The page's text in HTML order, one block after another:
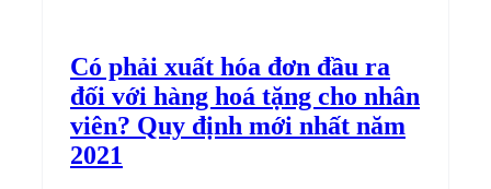
Có phải xuất hóa đơn đầu ra
đối với hàng hoá tặng cho nhân
viên? Quy định mới nhất năm
2021